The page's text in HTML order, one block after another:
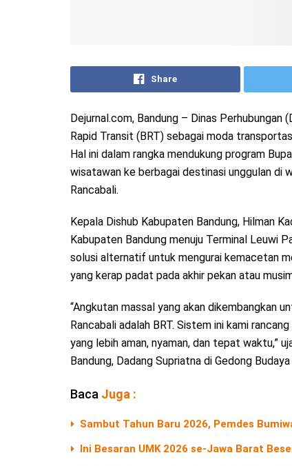
Share
Dejurnal.com, Bandung – Dinas Perhubungan
Rapid Transit (BRT) sebagai moda
Hal ini dalam rangka mendukung program
wisatawan ke berbagai destinasi unggulan di
Rancabali.
Kepala Dishub Kabupaten Bandung, Hilman
Kabupaten Bandung menuju Terminal Leuwi
solusi alternatif untuk mengurai kemacetan
yang kerap padat pada akhir pekan atau
“Angkutan massal yang akan dikembangkan
Rancabali adalah BRT. Sistem ini kami
yang lebih aman, nyaman, dan tepat waktu,”
Bandung, Dadang Supriatna di Gedong
Baca Juga :
Sambut Tahun Baru 2026, Pemdes
Ini Besaran UMK 2026 se-Jawa Barat